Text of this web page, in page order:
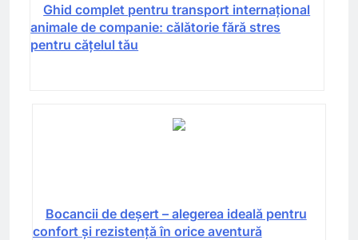
Ghid complet pentru transport internațional
animale de companie: călătorie fără stres
pentru cățelul tău
Bocancii de deșert – alegerea ideală pentru
confort și rezistență în orice aventură